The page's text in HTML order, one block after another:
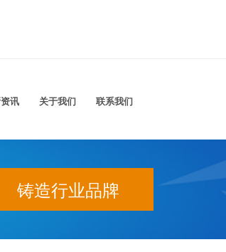
、护套系列，橡胶件系列，排针排母系列，洗衣机系
讯 关于我们 联系我们
造行业品牌